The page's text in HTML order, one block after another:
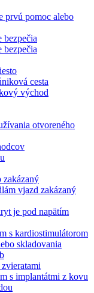
prvú pomoc alebo
bezpečia
bezpečia
cesta
východ
otvoreného
zakázaný
vjazd zakázaný
je pod napätím
s kardiostimulátorom
skladovania
s implantátmi z kovu